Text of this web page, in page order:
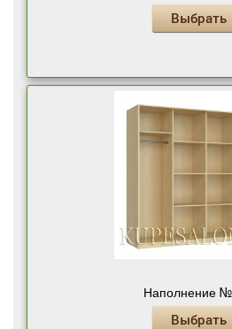
Выбрать
Наполнение
Выбрать